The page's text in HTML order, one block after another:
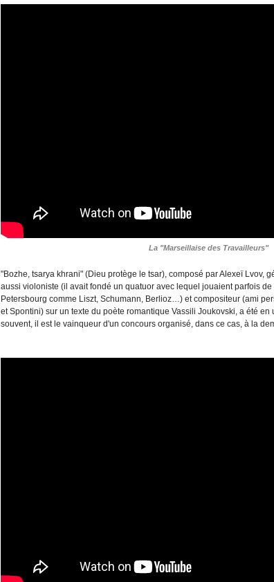
La "Marseillaise des Travailleurs"
"Bozhe, tsarya khrani" (Dieu protège le tsar), composé par Alexeï Lvov,
aussi violoniste (il avait fondé un quatuor avec lequel jouaient parfois
Petersbourg comme Liszt, Schumann, Berlioz…) et compositeur (ami
et Spontini) sur un texte du poète romantique Vassili Joukovski, a été
souvent, il est le vainqueur d'un concours organisé, dans ce cas, à la